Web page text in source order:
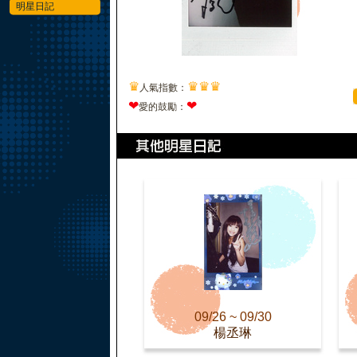
明星日記
♛ 人氣指數： ♛♛♛
❤愛的鼓勵： ❤
09/26 ~ 09/30
楊丞琳